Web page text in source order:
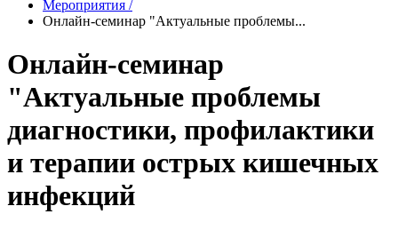
Мероприятия /
Онлайн-семинар "Актуальные проблемы...
Онлайн-семинар
"Актуальные проблемы
диагностики, профилактики
и терапии острых кишечных
инфекций